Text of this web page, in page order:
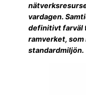
vardagen.
definitivt farväl
ramverket, som
standardmiljön.